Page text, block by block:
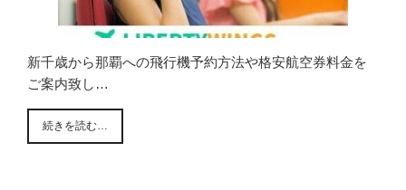
新千歳から那覇への飛行機予約方法や格安航空券料金を
ご案内致し…
続きを読む…